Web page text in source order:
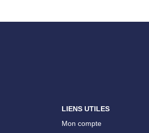
LIENS UTILES
Mon compte